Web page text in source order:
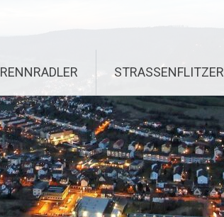
RENNRADLER STRASSENFLITZER